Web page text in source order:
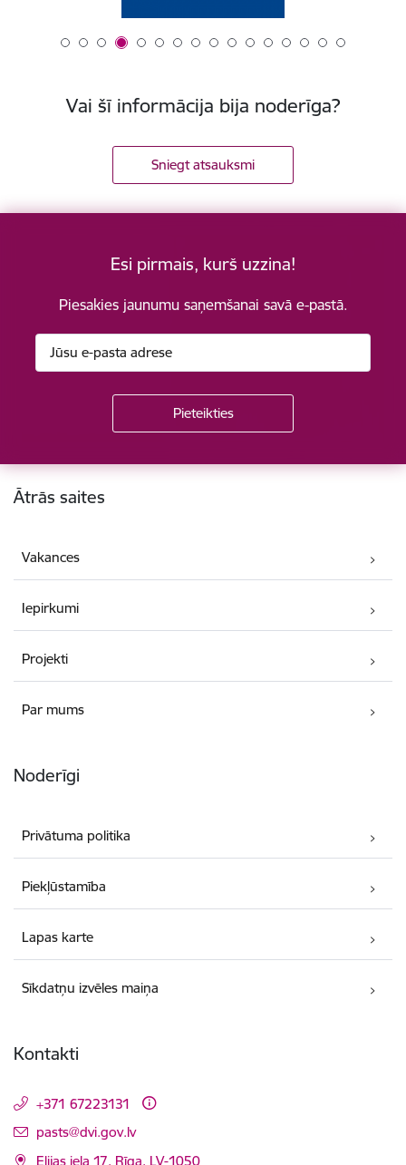
Vai šī informācija bija noderīga?
Sniegt atsauksmi
Esi pirmais, kurš uzzina!
Piesakies jaunumu saņemšanai savā e-pastā.
Kājene
Ātrās saites
Vakances
Iepirkumi
Projekti
Par mums
Noderīgi
Privātuma politika
Piekļūstamība
Lapas karte
Sīkdatņu izvēles maiņa
Kontakti
+371 67223131
E-pasts:
pasts@dvi.gov.lv
Elijas iela 17, Rīga, LV-1050